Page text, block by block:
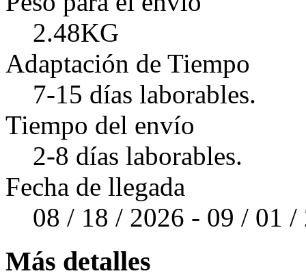
2.48KG
Adaptación de Tiempo
7-15 días laborables.
Tiempo del envío
2-8 días laborables.
Fecha de llegada
08 / 18 / 2026 - 09 / 01 /
Más detalles